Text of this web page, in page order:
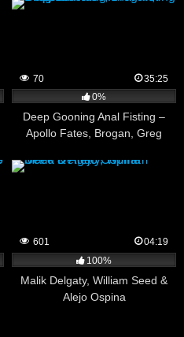
70
35:25
0%
Deep Gooning Anal Fisting –
Apollo Fates, Brogan, Greg
601
04:19
100%
Malik Delgaty, William Seed &
Alejo Ospina